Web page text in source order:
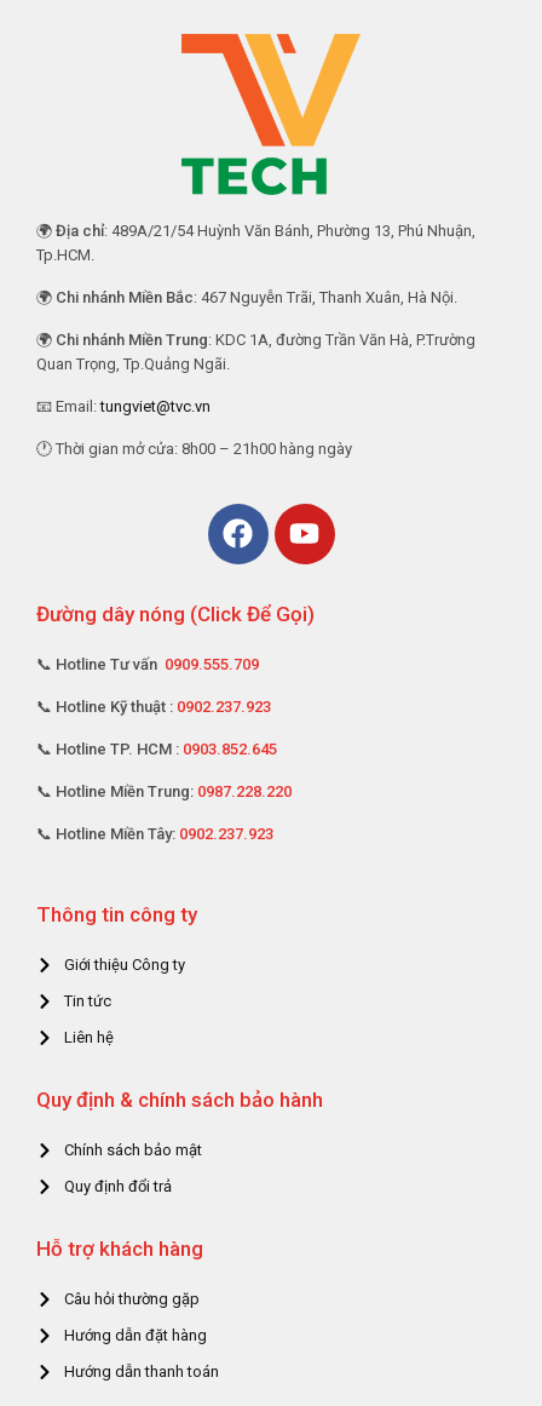
🌍 Địa chỉ: 489A/21/54 Huỳnh Văn Bánh, Phường 13, Phú Nhuận,
Tp.HCM.
🌍 Chi nhánh Miền Bắc: 467 Nguyễn Trãi, Thanh Xuân, Hà Nội.
🌍 Chi nhánh Miền Trung: KDC 1A, đường Trần Văn Hà, P.Trường
Quan Trọng, Tp.Quảng Ngãi.
📧 Email:tungviet@tvc.vn
🕐 Thời gian mở cửa: 8h00 – 21h00 hàng ngày
Đường dây nóng (Click Để Gọi)
📞 Hotline Tư vấn 0909.555.709
📞 Hotline Kỹ thuật : 0902.237.923
📞 Hotline TP. HCM : 0903.852.645
📞 Hotline Miền Trung: 0987.228.220
📞 Hotline Miền Tây: 0902.237.923
Thông tin công ty
Giới thiệu Công ty
Tin tức
Liên hệ
Quy định & chính sách bảo hành
Chính sách bảo mật
Quy định đổi trả
Hỗ trợ khách hàng
Câu hỏi thường gặp
Hướng dẫn đặt hàng
Hướng dẫn thanh toán